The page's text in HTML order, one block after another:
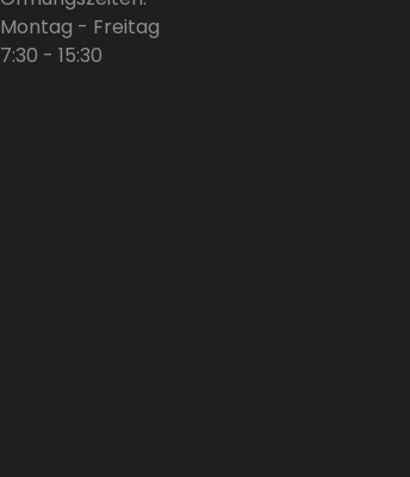
Montag - Freitag
7:30 - 15:30